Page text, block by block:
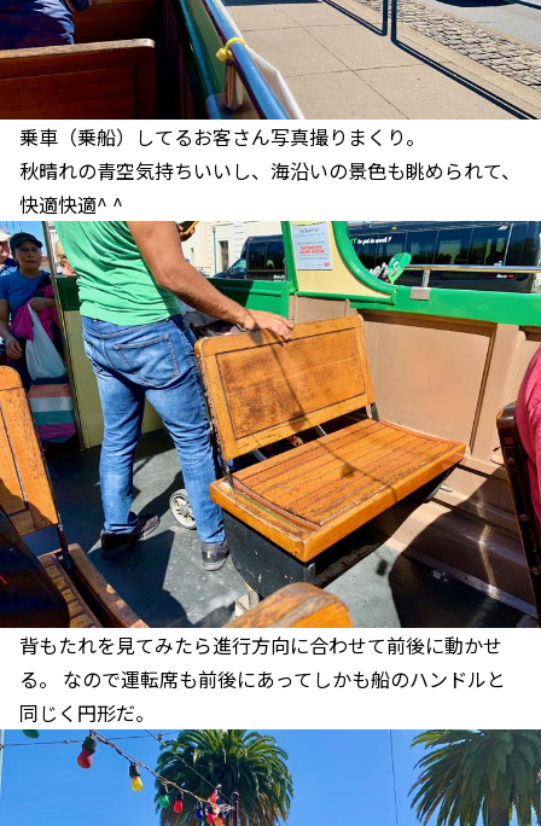
乗車（乗船）してるお客さん写真撮りまくり。
秋晴れの青空気持ちいいし、海沿いの景色も眺められて、
快適快適^ ^
背もたれを見てみたら進行方向に合わせて前後に動かせ
る。 なので運転席も前後にあってしかも船のハンドルと
同じく円形だ。